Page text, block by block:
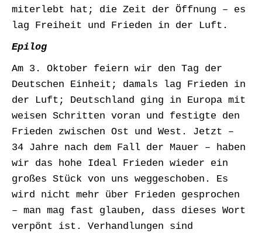
miterlebt hat; die Zeit der Öffnung – es
lag Freiheit und Frieden in der Luft.
Epilog
Am 3. Oktober feiern wir den Tag der
Deutschen Einheit; damals lag Frieden in
der Luft; Deutschland ging in Europa mit
weisen Schritten voran und festigte den
Frieden zwischen Ost und West. Jetzt –
34 Jahre nach dem Fall der Mauer – haben
wir das hohe Ideal Frieden wieder ein
großes Stück von uns weggeschoben. Es
wird nicht mehr über Frieden gesprochen
– man mag fast glauben, dass dieses Wort
verpönt ist. Verhandlungen sind